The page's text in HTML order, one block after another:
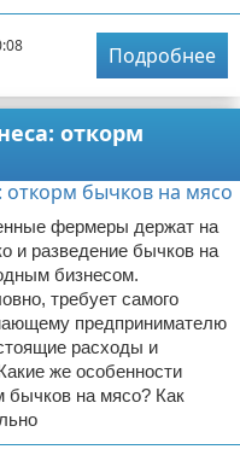
Подробнее
откорм
фермеры держат на
и разведение бычков на
бизнесом.
требует самого
предпринимателю
расходы и
же особенности
бычков на мясо? Как